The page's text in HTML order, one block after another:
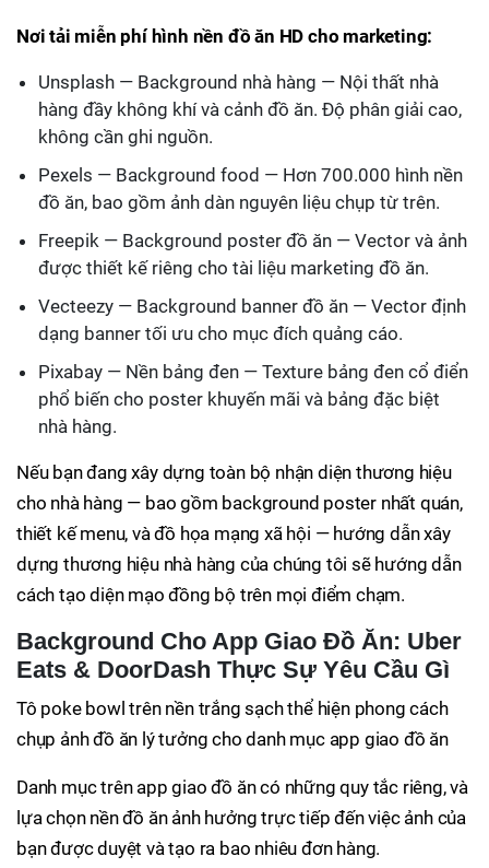
Nơi tải miễn phí hình nền đồ ăn HD cho marketing:
Unsplash — Background nhà hàng — Nội thất nhà
hàng đầy không khí và cảnh đồ ăn. Độ phân giải cao,
không cần ghi nguồn.
Pexels — Background food — Hơn 700.000 hình nền
đồ ăn, bao gồm ảnh dàn nguyên liệu chụp từ trên.
Freepik — Background poster đồ ăn — Vector và ảnh
được thiết kế riêng cho tài liệu marketing đồ ăn.
Vecteezy — Background banner đồ ăn — Vector định
dạng banner tối ưu cho mục đích quảng cáo.
Pixabay — Nền bảng đen — Texture bảng đen cổ điển
phổ biến cho poster khuyến mãi và bảng đặc biệt
nhà hàng.
Nếu bạn đang xây dựng toàn bộ nhận diện thương hiệu
cho nhà hàng — bao gồm background poster nhất quán,
thiết kế menu, và đồ họa mạng xã hội — hướng dẫn xây
dựng thương hiệu nhà hàng của chúng tôi sẽ hướng dẫn
cách tạo diện mạo đồng bộ trên mọi điểm chạm.
Background Cho App Giao Đồ Ăn: Uber
Eats & DoorDash Thực Sự Yêu Cầu Gì
Tô poke bowl trên nền trắng sạch thể hiện phong cách
chụp ảnh đồ ăn lý tưởng cho danh mục app giao đồ ăn
Danh mục trên app giao đồ ăn có những quy tắc riêng, và
lựa chọn nền đồ ăn ảnh hưởng trực tiếp đến việc ảnh của
bạn được duyệt và tạo ra bao nhiêu đơn hàng.